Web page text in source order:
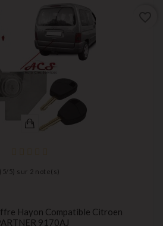
( 5/ 5) sur 2 note(s)
Hayon Compatible Citroen
9170AJ